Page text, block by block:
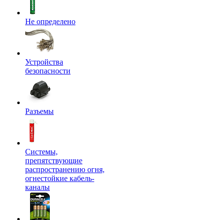
Не определено
Устройства
безопасности
Разъемы
Системы,
препятствующие
распространению огня,
огнестойкие кабель-
каналы